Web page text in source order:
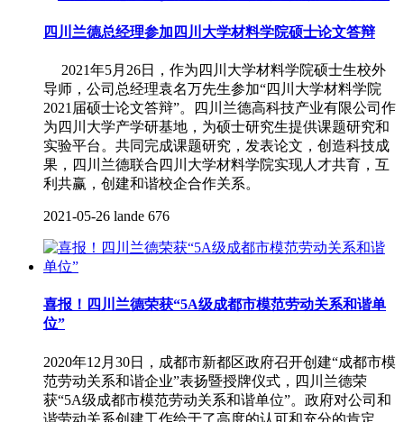
四川兰德总经理参加四川大学材料学院硕士论文答辩
2021年5月26日，作为四川大学材料学院硕士生校外
导师，公司总经理袁名万先生参加“四川大学材料学院
2021届硕士论文答辩”。四川兰德高科技产业有限公司作
为四川大学产学研基地，为硕士研究生提供课题研究和
实验平台。共同完成课题研究，发表论文，创造科技成
果，四川兰德联合四川大学材料学院实现人才共育，互
利共赢，创建和谐校企合作关系。
2021-05-26 lande 676
喜报！四川兰德荣获“5A级成都市模范劳动关系和谐单
位”
2020年12月30日，成都市新都区政府召开创建“成都市模
范劳动关系和谐企业”表扬暨授牌仪式，四川兰德荣
获“5A级成都市模范劳动关系和谐单位”。政府对公司和
谐劳动关系创建工作给于了高度的认可和充分的肯定。